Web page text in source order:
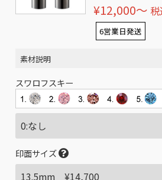
¥12,000〜
6営業日発送
素材説明
スワロフスキー
印面サイズ